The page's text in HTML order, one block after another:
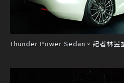
Thunder Power Sedan。記者林昱